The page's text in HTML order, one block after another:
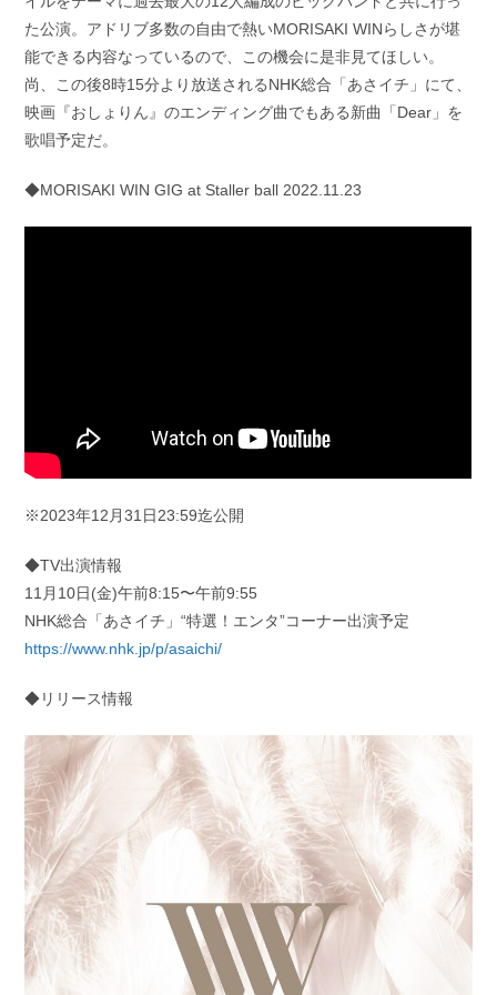
た公演。アドリブ多数の自由で熱いMORISAKI WINらしさが堪
能できる内容なっているので、この機会に是非見てほしい。
尚、この後8時15分より放送されるNHK総合「あさイチ」にて、
映画『おしょりん』のエンディング曲でもある新曲「Dear」を
歌唱予定だ。
◆MORISAKI WIN GIG at Staller ball 2022.11.23
※2023年12月31日23:59迄公開
◆TV出演情報
11月10日(金)午前8:15〜午前9:55
NHK総合「あさイチ」“特選！エンタ”コーナー出演予定
https://www.nhk.jp/p/asaichi/
◆リリース情報